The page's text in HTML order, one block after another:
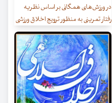
در ورزش‌های همگانی بر اساس نظریه
رفتار تمرینی به منظور ترویج اخلاق ورزشی